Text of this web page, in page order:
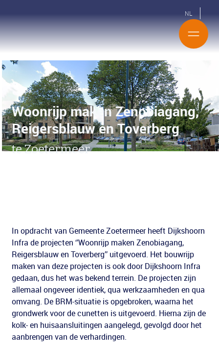
NL
Woonrijp maken Zenobiagang,
Reigersblauw en Toverberg
te Zoetermeer
In opdracht van Gemeente Zoetermeer heeft Dijkshoorn
Infra de projecten ‘’Woonrijp maken Zenobiagang,
Reigersblauw en Toverberg’’ uitgevoerd. Het bouwrijp
maken van deze projecten is ook door Dijkshoorn Infra
gedaan, dus het was bekend terrein. De projecten zijn
allemaal ongeveer identiek, qua werkzaamheden en qua
omvang. De BRM-situatie is opgebroken, waarna het
grondwerk voor de cunetten is uitgevoerd. Hierna zijn de
kolk- en huisaansluitingen aangelegd, gevolgd door het
aanbrengen van de verhardingen.